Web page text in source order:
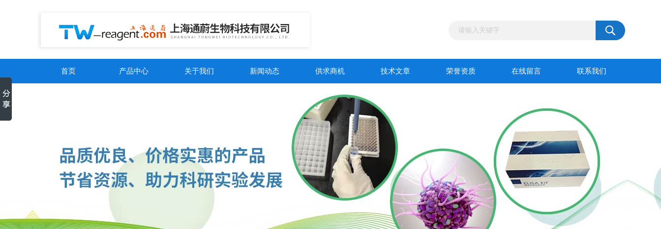
首页 产品中心 关于我们 新闻动态 供求商机 技术文章 荣誉资质 在线留言 联系我们